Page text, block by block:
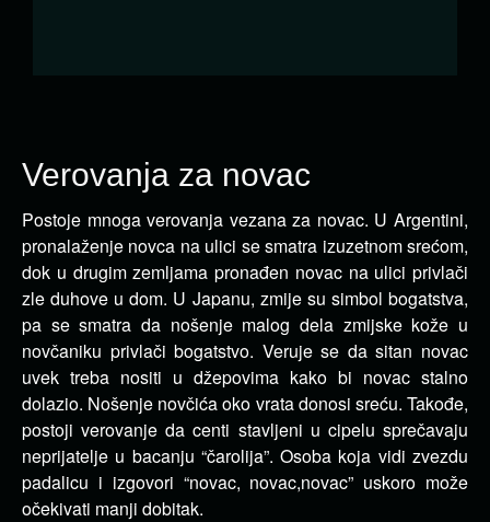
Verovanja za novac
Postoje mnoga verovanja vezana za novac. U Argentini,
pronalaženje novca na ulici se smatra izuzetnom srećom,
dok u drugim zemljama pronađen novac na ulici privlači
zle duhove u dom. U Japanu, zmije su simbol bogatstva,
pa se smatra da nošenje malog dela zmijske kože u
novčaniku privlači bogatstvo. Veruje se da sitan novac
uvek treba nositi u džepovima kako bi novac stalno
dolazio. Nošenje novčića oko vrata donosi sreću. Takođe,
postoji verovanje da centi stavljeni u cipelu sprečavaju
neprijatelje u bacanju “čarolija”. Osoba koja vidi zvezdu
padalicu i izgovori “novac, novac,novac” uskoro može
očekivati manji dobitak.